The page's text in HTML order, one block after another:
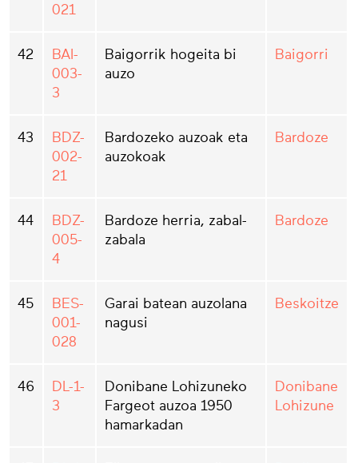
021
42
BAI-
003-
3
Baigorrik hogeita bi
auzo
Baigorri
43
BDZ-
002-
21
Bardozeko auzoak eta
auzokoak
Bardoze
44
BDZ-
005-
4
Bardoze herria, zabal-
zabala
Bardoze
45
BES-
001-
028
Garai batean auzolana
nagusi
Beskoitze
46
DL-1-
3
Donibane Lohizuneko
Fargeot auzoa 1950
hamarkadan
Donibane
Lohizune